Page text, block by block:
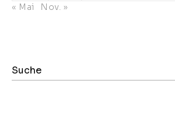
« Mai
Nov. »